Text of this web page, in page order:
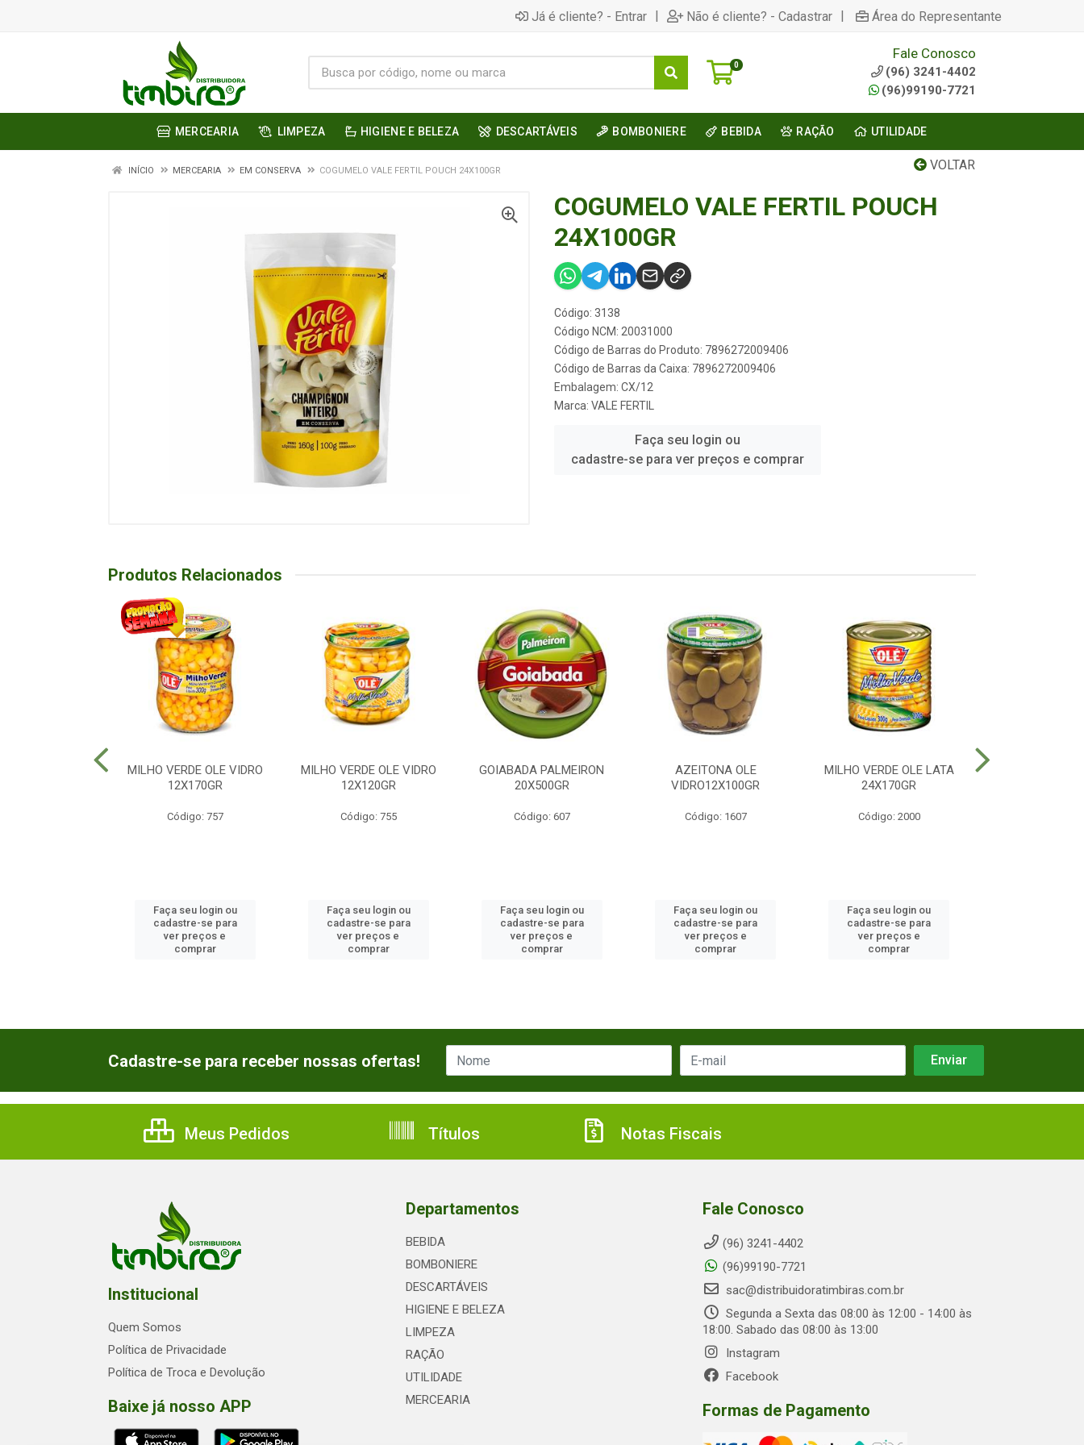
Já é cliente? - Entrar | Não é cliente? - Cadastrar | Área do Representante
0
Fale Conosco
(96) 3241-4402
(96)99190-7721
MERCEARIA LIMPEZA HIGIENE E BELEZA DESCARTÁVEIS BOMBONIERE BEBIDA RAÇÃO UTILIDADE
VOLTAR
INÍCIO MERCEARIA EM CONSERVA COGUMELO VALE FERTIL POUCH 24X100GR
COGUMELO VALE FERTIL POUCH
24X100GR
Código: 3138
Código NCM: 20031000
Código de Barras do Produto: 7896272009406
Código de Barras da Caixa: 7896272009406
Embalagem: CX/12
Marca: VALE FERTIL
Faça seu login ou
cadastre-se para ver preços e comprar
Produtos Relacionados
MILHO VERDE OLE VIDRO
12X170GR
Código: 757
Faça seu login ou
cadastre-se para
ver preços e
comprar
MILHO VERDE OLE VIDRO
12X120GR
Código: 755
Faça seu login ou
cadastre-se para
ver preços e
comprar
GOIABADA PALMEIRON
20X500GR
Código: 607
Faça seu login ou
cadastre-se para
ver preços e
comprar
AZEITONA OLE
VIDRO12X100GR
Código: 1607
Faça seu login ou
cadastre-se para
ver preços e
comprar
MILHO VERDE OLE LATA
24X170GR
Código: 2000
Faça seu login ou
cadastre-se para
ver preços e
comprar
Cadastre-se para receber nossas ofertas!
Meus Pedidos Títulos Notas Fiscais
Institucional
Quem Somos
Política de Privacidade
Política de Troca e Devolução
Baixe já nosso APP
Departamentos
BEBIDA
BOMBONIERE
DESCARTÁVEIS
HIGIENE E BELEZA
LIMPEZA
RAÇÃO
UTILIDADE
MERCEARIA
Fale Conosco
(96) 3241-4402
(96)99190-7721
sac@distribuidoratimbiras.com.br
Segunda a Sexta das 08:00 às 12:00 - 14:00 às
18:00. Sabado das 08:00 às 13:00
Instagram
Facebook
Formas de Pagamento